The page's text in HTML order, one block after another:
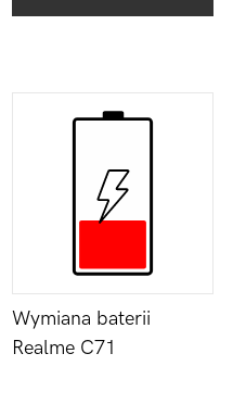
Wymiana baterii
Realme C71